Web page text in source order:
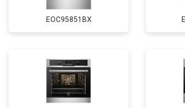
EOC95851BX